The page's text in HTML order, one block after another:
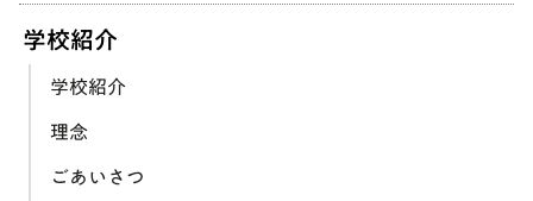
学校紹介
学校紹介
理念
ごあいさつ